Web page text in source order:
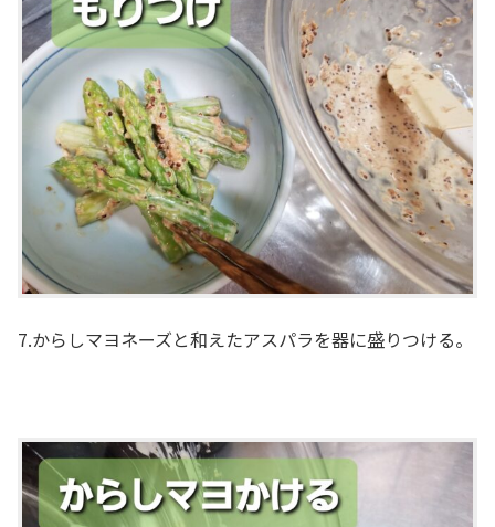
7.からしマヨネーズと和えたアスパラを器に盛りつける。